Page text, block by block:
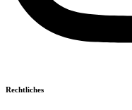
Rechtliches